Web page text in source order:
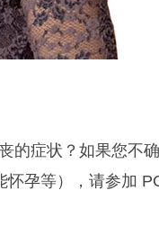
的症状？如果您不
孕等），请参加